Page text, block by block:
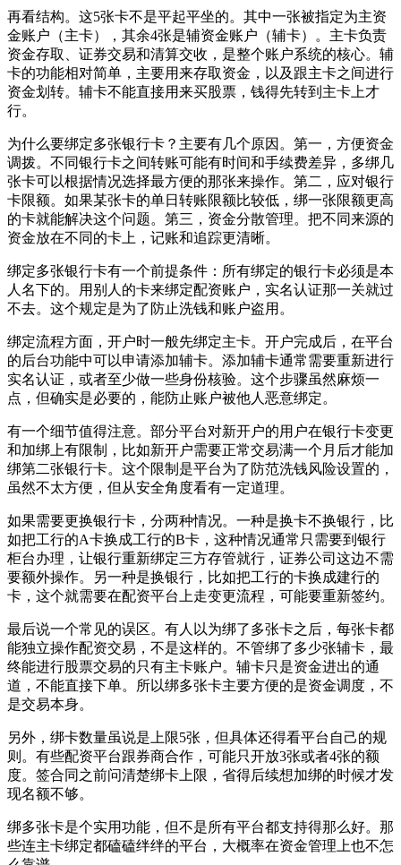
再看结构。这5张卡不是平起平坐的。其中一张被指定为主资
金账户（主卡），其余4张是辅资金账户（辅卡）。主卡负责
资金存取、证券交易和清算交收，是整个账户系统的核心。辅
卡的功能相对简单，主要用来存取资金，以及跟主卡之间进行
资金划转。辅卡不能直接用来买股票，钱得先转到主卡上才
行。
为什么要绑定多张银行卡？主要有几个原因。第一，方便资金
调拨。不同银行卡之间转账可能有时间和手续费差异，多绑几
张卡可以根据情况选择最方便的那张来操作。第二，应对银行
卡限额。如果某张卡的单日转账限额比较低，绑一张限额更高
的卡就能解决这个问题。第三，资金分散管理。把不同来源的
资金放在不同的卡上，记账和追踪更清晰。
绑定多张银行卡有一个前提条件：所有绑定的银行卡必须是本
人名下的。用别人的卡来绑定配资账户，实名认证那一关就过
不去。这个规定是为了防止洗钱和账户盗用。
绑定流程方面，开户时一般先绑定主卡。开户完成后，在平台
的后台功能中可以申请添加辅卡。添加辅卡通常需要重新进行
实名认证，或者至少做一些身份核验。这个步骤虽然麻烦一
点，但确实是必要的，能防止账户被他人恶意绑定。
有一个细节值得注意。部分平台对新开户的用户在银行卡变更
和加绑上有限制，比如新开户需要正常交易满一个月后才能加
绑第二张银行卡。这个限制是平台为了防范洗钱风险设置的，
虽然不太方便，但从安全角度看有一定道理。
如果需要更换银行卡，分两种情况。一种是换卡不换银行，比
如把工行的A卡换成工行的B卡，这种情况通常只需要到银行
柜台办理，让银行重新绑定三方存管就行，证券公司这边不需
要额外操作。另一种是换银行，比如把工行的卡换成建行的
卡，这个就需要在配资平台上走变更流程，可能要重新签约。
最后说一个常见的误区。有人以为绑了多张卡之后，每张卡都
能独立操作配资交易，不是这样的。不管绑了多少张辅卡，最
终能进行股票交易的只有主卡账户。辅卡只是资金进出的通
道，不能直接下单。所以绑多张卡主要方便的是资金调度，不
是交易本身。
另外，绑卡数量虽说是上限5张，但具体还得看平台自己的规
则。有些配资平台跟券商合作，可能只开放3张或者4张的额
度。签合同之前问清楚绑卡上限，省得后续想加绑的时候才发
现名额不够。
绑多张卡是个实用功能，但不是所有平台都支持得那么好。那
些连主卡绑定都磕磕绊绊的平台，大概率在资金管理上也不怎